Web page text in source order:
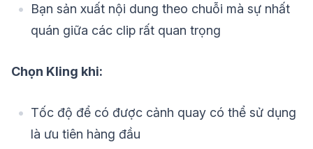
Bạn sản xuất nội dung theo chuỗi mà sự nhất
quán giữa các clip rất quan trọng
Chọn Kling khi:
Tốc độ để có được cảnh quay có thể sử dụng
là ưu tiên hàng đầu